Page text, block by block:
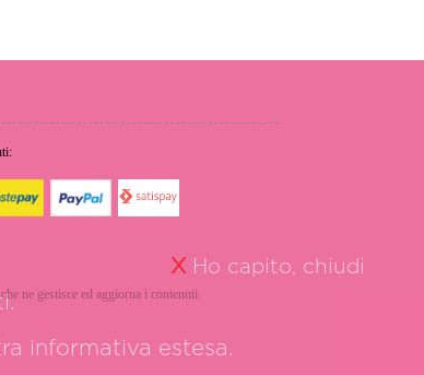
ne gestisce ed aggiorna i contenuti.
informativa estesa.
X Ho capito, chiudi